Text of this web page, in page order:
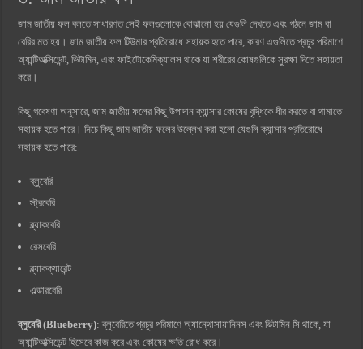
জাম জাতীয় ফল বলতে সাধারণত সেই ফলগুলোকে বোঝানো হয় যেগুলি দেখতে এবং গঠনে জাম বা
বেরির মত হয়। জাম জাতীয় ফল টিউমার প্রতিরোধে সহায়ক হতে পারে, কারণ এগুলিতে প্রচুর পরিমাণে
অ্যান্টিঅক্সিডেন্ট, ভিটামিন, এবং ফাইটোকেমিক্যালস থাকে যা শরীরের কোষগুলিকে সুরক্ষা দিতে সহায়তা
করে।
কিছু গবেষণা অনুসারে, জাম জাতীয় ফলের কিছু উপাদান ক্যান্সার কোষের বৃদ্ধিকে ধীর করতে বা থামাতে
সহায়ক হতে পারে। নিচে কিছু জাম জাতীয় ফলের উল্লেখ করা হলো যেগুলি ক্যান্সার প্রতিরোধে
সহায়ক হতে পারে:
ব্লুবেরি
স্ট্রবেরি
ব্ল্যাকবেরি
রেসবেরি
ব্ল্যাকক্যারেন্ট
এল্ডারবেরি
ব্লুবেরি (Blueberry): ব্লুবেরিতে প্রচুর পরিমাণে অ্যান্থোসায়ানিনস এবং ভিটামিন সি থাকে, যা
অ্যান্টিঅক্সিডেন্ট হিসেবে কাজ করে এবং কোষের ক্ষতি রোধ করে।